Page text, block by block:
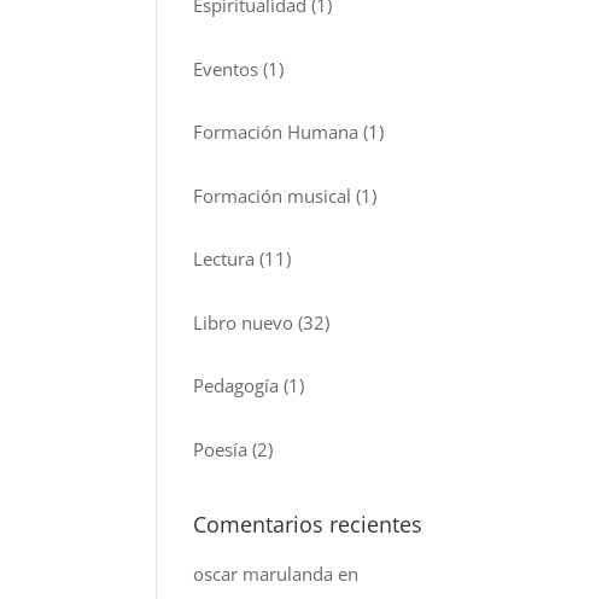
Espiritualidad (1)
Eventos (1)
Formación Humana (1)
Formación musical (1)
Lectura (11)
Libro nuevo (32)
Pedagogía (1)
Poesía (2)
Comentarios recientes
oscar marulanda en